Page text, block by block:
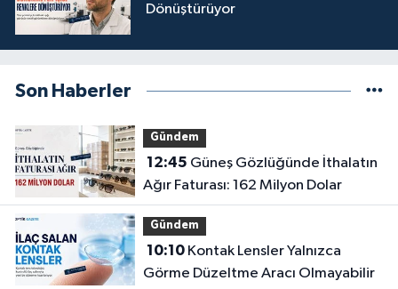
Dönüştürüyor
Son Haberler
Gündem
12:45
Ağır Faturası: 162 Milyon Dolar
Gündem
10:10Kontak Lensler Yalnızca
Görme Düzeltme Aracı Olmayabilir